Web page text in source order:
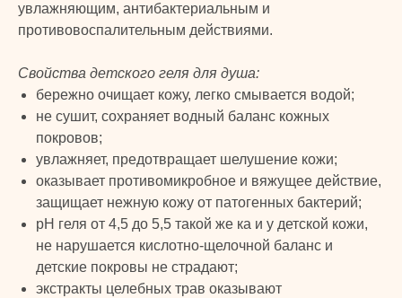
увлажняющим, антибактериальным и
противовоспалительным действиями.
Свойства детского геля для душа:
бережно очищает кожу, легко смывается водой;
не сушит, сохраняет водный баланс кожных
покровов;
увлажняет, предотвращает шелушение кожи;
оказывает противомикробное и вяжущее действие,
защищает нежную кожу от патогенных бактерий;
pH геля от 4,5 до 5,5 такой же ка и у детской кожи,
не нарушается кислотно-щелочной баланс и
детские покровы не страдают;
экстракты целебных трав оказывают